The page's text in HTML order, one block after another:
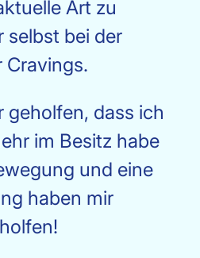
Art zu
selbst bei der
Cravings.
geholfen, dass ich
im Besitz habe
und eine
haben mir